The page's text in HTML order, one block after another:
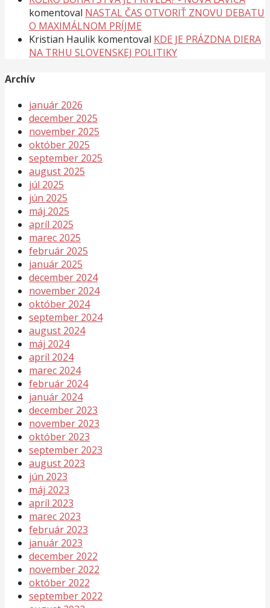
komentoval NASTAL ČAS OTVORIŤ ZNOVU DEBATU
O MAXIMÁLNOM PRÍJME
Kristian Haulik komentoval KDE JE PRÁZDNA DIERA
NA TRHU SLOVENSKEJ POLITIKY
Archív
január 2026
december 2025
november 2025
október 2025
september 2025
august 2025
júl 2025
jún 2025
máj 2025
apríl 2025
marec 2025
február 2025
január 2025
december 2024
november 2024
október 2024
september 2024
august 2024
máj 2024
apríl 2024
marec 2024
február 2024
január 2024
december 2023
november 2023
október 2023
september 2023
august 2023
jún 2023
máj 2023
apríl 2023
marec 2023
február 2023
január 2023
december 2022
november 2022
október 2022
september 2022